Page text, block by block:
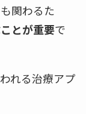
関わるた
とが重要で
れる治療アプ